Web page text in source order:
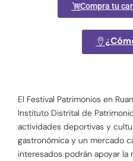
Compra tu
El Festival Patrimonios en
Instituto Distrital de
actividades deportivas y
gastronómica y un mercado
interesados podrán apoyar